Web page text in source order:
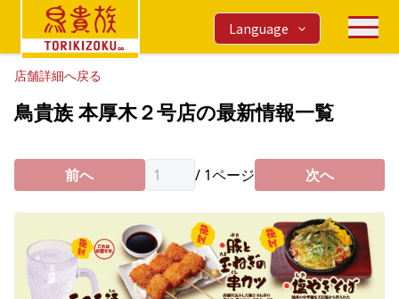
Language
店舗詳細へ戻る
鳥貴族 本厚木２号店の最新情報一覧
前へ / 1ページ 次へ